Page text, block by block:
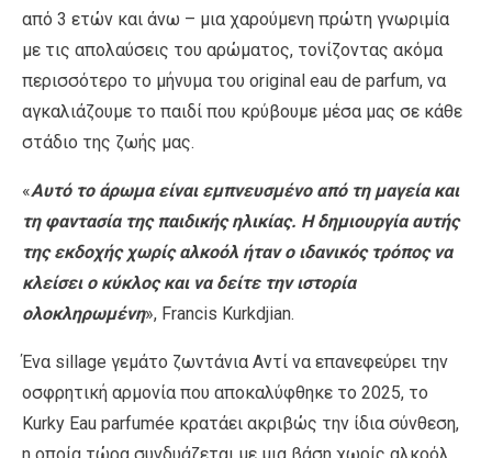
από 3 ετών και άνω – μια χαρούμενη πρώτη γνωριμία
με τις απολαύσεις του αρώματος, τονίζοντας ακόμα
περισσότερο το μήνυμα του original eau de parfum, να
αγκαλιάζουμε το παιδί που κρύβουμε μέσα μας σε κάθε
στάδιο της ζωής μας.
«Αυτό το άρωμα είναι εμπνευσμένο από τη μαγεία και
τη φαντασία της παιδικής ηλικίας. Η δημιουργία αυτής
της εκδοχής χωρίς αλκοόλ ήταν ο ιδανικός τρόπος να
κλείσει ο κύκλος και να δείτε την ιστορία
ολοκληρωμένη», Francis Kurkdjian.
Ένα sillage γεμάτο ζωντάνια Αντί να επανεφεύρει την
οσφρητική αρμονία που αποκαλύφθηκε το 2025, το
Kurky Eau parfumée κρατάει ακριβώς την ίδια σύνθεση,
η οποία τώρα συνδυάζεται με μια βάση χωρίς αλκοόλ.